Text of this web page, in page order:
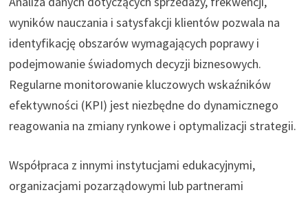
wyników nauczania i satysfakcji klientów pozwala na
identyfikację obszarów wymagających poprawy i
podejmowanie świadomych decyzji biznesowych.
Regularne monitorowanie kluczowych wskaźników
efektywności (KPI) jest niezbędne do dynamicznego
reagowania na zmiany rynkowe i optymalizacji strategii.
Współpraca z innymi instytucjami edukacyjnymi,
organizacjami pozarządowymi lub partnerami